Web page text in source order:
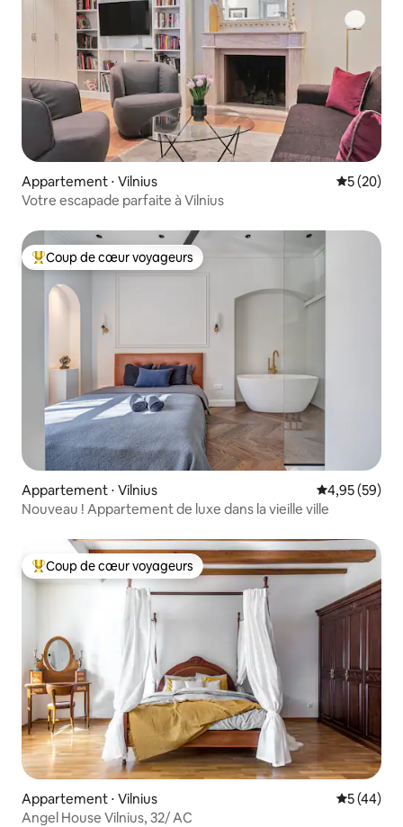
Appartement ⋅ Vilnius
5 (20)
Votre escapade parfaite à Vilnius
Coups de cœur voyageurs les plus appréciés
Coup de cœur voyageurs
Appartement ⋅ Vilnius Évaluation
4,95 (59)
Nouveau ! Appartement de luxe dans la vieille ville
Coups de cœur voyageurs les plus appréciés
Coup de cœur voyageurs
Appartement ⋅ Vilnius
5 (44)
Angel House Vilnius, 32/ AC